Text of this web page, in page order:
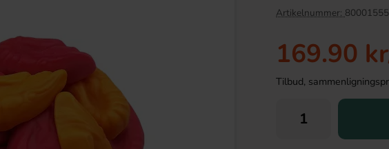
Artikelnummer:
169.90 kr
Tilbud,